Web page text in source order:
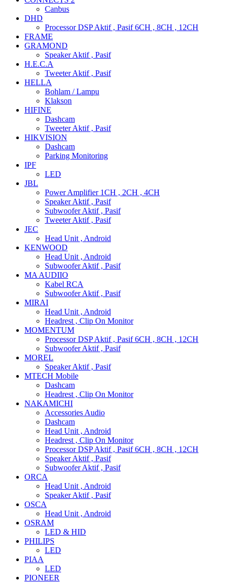
Canbus
DHD
Processor DSP Aktif , Pasif 6CH , 8CH , 12CH
FRAME
GRAMOND
Speaker Aktif , Pasif
H.E.C.A
Tweeter Aktif , Pasif
HELLA
Bohlam / Lampu
Klakson
HIFINE
Dashcam
Tweeter Aktif , Pasif
HIKVISION
Dashcam
Parking Monitoring
IPF
LED
JBL
Power Amplifier 1CH , 2CH , 4CH
Speaker Aktif , Pasif
Subwoofer Aktif , Pasif
Tweeter Aktif , Pasif
JEC
Head Unit , Android
KENWOOD
Head Unit , Android
Subwoofer Aktif , Pasif
MA AUDIIO
Kabel RCA
Subwoofer Aktif , Pasif
MIRAI
Head Unit , Android
Headrest , Clip On Monitor
MOMENTUM
Processor DSP Aktif , Pasif 6CH , 8CH , 12CH
Subwoofer Aktif , Pasif
MOREL
Speaker Aktif , Pasif
MTECH Mobile
Dashcam
Headrest , Clip On Monitor
NAKAMICHI
Accessories Audio
Dashcam
Head Unit , Android
Headrest , Clip On Monitor
Processor DSP Aktif , Pasif 6CH , 8CH , 12CH
Speaker Aktif , Pasif
Subwoofer Aktif , Pasif
ORCA
Head Unit , Android
Speaker Aktif , Pasif
OSCA
Head Unit , Android
OSRAM
LED & HID
PHILIPS
LED
PIAA
LED
PIONEER